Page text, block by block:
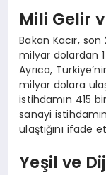
Mili Gelir
Bakan Kacır,
milyar dolardan
Ayrıca,
milyar dolara
istihdamın 415
sanayi
ulaştığını ifade
Yeşil ve